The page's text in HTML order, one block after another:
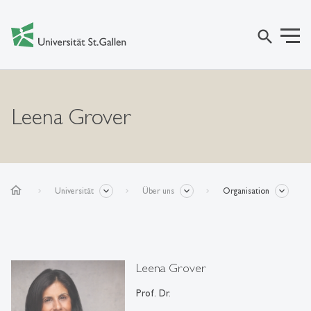
search
Leena Grover
home Universität Über uns Organisation
Leena Grover
Prof. Dr.